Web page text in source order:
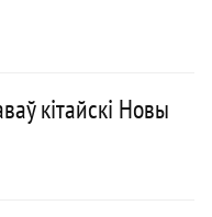
кітайскі Новы